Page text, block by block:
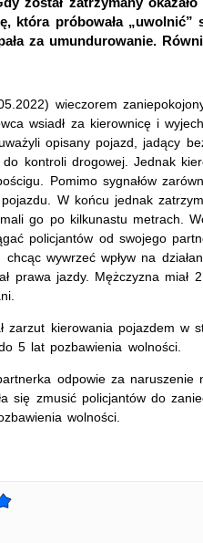
która próbowała
za umundurowanie.
wieczorem
wsiadł za kierownicę i
opisany pojazd, jadący
kontroli drogowej. Jednak
Pomimo sygnałów
W końcu jednak
go po kilkunastu metrach.
policjantów od swojego
wywrzeć wpływ na
prawa jazdy. Mężczyzna
zarzut kierowania pojazdem
5 lat pozbawienia wolności.
odpowie za
się zmusić policjantów do
wolności.